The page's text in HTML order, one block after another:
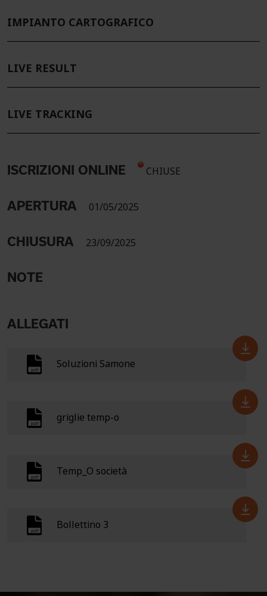
IMPIANTO CARTOGRAFICO
LIVE RESULT
LIVE TRACKING
ISCRIZIONI ONLINE CHIUSE
APERTURA 01/05/2025
CHIUSURA 23/09/2025
NOTE
ALLEGATI
Soluzioni Samone
griglie temp-o
Temp_O società
Bollettino 3